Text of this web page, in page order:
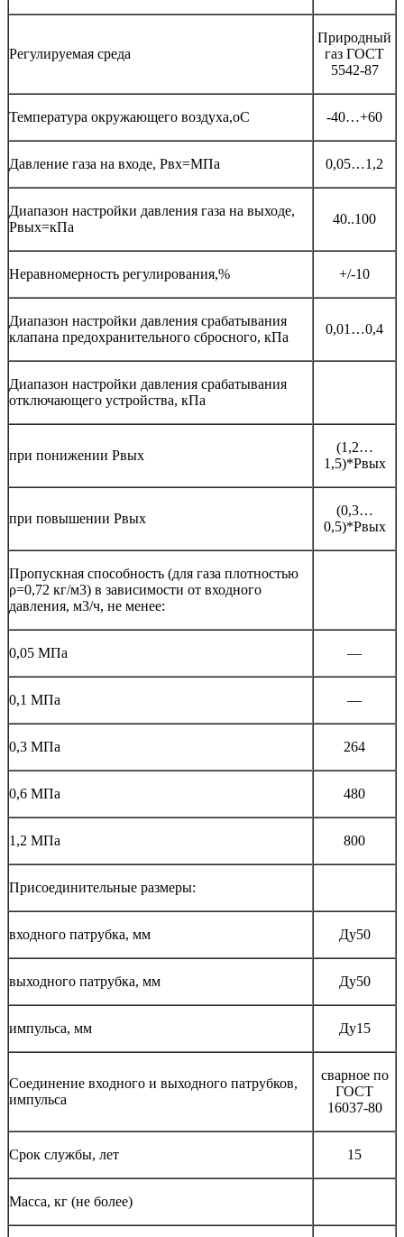
Регулируемая среда
Природный
газ ГОСТ
5542-87
Температура окружающего воздуха,оС -40…+60
Давление газа на входе, Рвх=МПа 0,05…1,2
Диапазон настройки давления газа на выходе,
Рвых=кПа
40..100
Неравномерность регулирования,% +/-10
Диапазон настройки давления срабатывания
клапана предохранительного сбросного, кПа
0,01…0,4
Диапазон настройки давления срабатывания
отключающего устройства, кПа
при понижении Рвых
(1,2…
1,5)*Рвых
при повышении Рвых
(0,3…
0,5)*Рвых
Пропускная способность (для газа плотностью
ρ=0,72 кг/м3) в зависимости от входного
давления, м3/ч, не менее:
0,05 МПа —
0,1 МПа —
0,3 МПа 264
0,6 МПа 480
1,2 МПа 800
Присоединительные размеры:
входного патрубка, мм Ду50
выходного патрубка, мм Ду50
импульса, мм Ду15
Соединение входного и выходного патрубков,
импульса
сварное по
ГОСТ
16037-80
Срок службы, лет 15
Масса, кг (не более)